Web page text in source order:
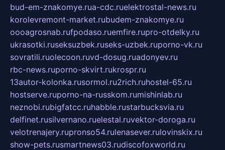
bud-em-znakomye.rua-cdc.ruelektrostal-news.ru
korolevremont-market.rubudem-znakomye.ru
oooagrosnab.rufpodaso.ruemfire.rupro-otdelky.ru
ukrasotki.ruseksuzbek.ruseks-uzbek.ruporno-vk.ru
sovratili.ruolecoon.ruvd-dosug.ruadonyev.ru
rbc-news.ruporno-skvirt.rukrospr.ru
13autor-kolonka.rusormol.ru2rich.ruhostel-65.ru
hostserve.ruporno-na-russkom.rumishinlab.ru
neznobi.rubigfatcc.ruhabble.rustarbucksvia.ru
delfinet.rusilvernano.ruelestal.ruvektor-doroga.ru
velotrenajery.rupronso54.rulenasever.rulovinskix.ru
show-pets.rusmartnews03.rudiscofoxworld.ru